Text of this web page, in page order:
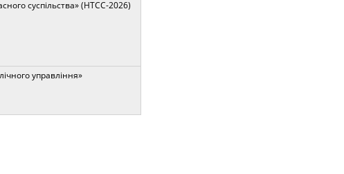
суспільства» (НТСС-2026)
управління»